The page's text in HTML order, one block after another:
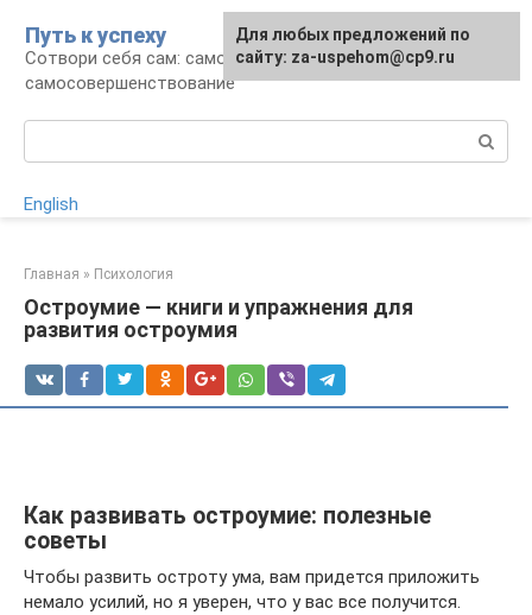
контенту
Путь к успеху
Сотвори себя сам: саморазвитие и
самосовершенствование
English
Главная » Психология
Остроумие — книги и упражнения для
развития остроумия
Как развивать остроумие: полезные
советы
Чтобы развить остроту ума, вам придется приложить
немало усилий, но я уверен, что у вас все получится.
Для любых предложений по
сайту: za-uspehom@cp9.ru